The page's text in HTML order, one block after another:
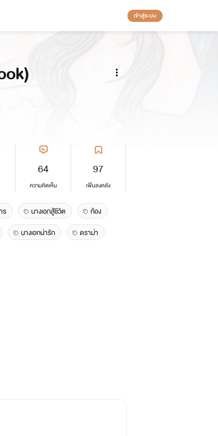
เข้าสู่ระบบ
64
ความคิดเห็น
97
เพิ่มลงคลัง
ร นางเอกสู้ชีวิต
ท้อง
นางเอกน่ารัก ดราม่า